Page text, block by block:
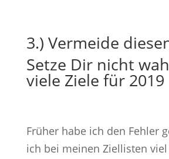
3.) Vermeide
Setze Dir nicht
viele Ziele für 2019
Früher habe ich den Fehler
ich bei meinen Ziellisten